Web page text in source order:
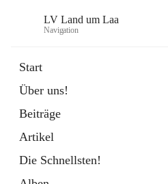
LV Land um Laa
Navigation
Start
Über uns!
Beiträge
Artikel
Die Schnellsten!
Externe Webseite
in
Tab